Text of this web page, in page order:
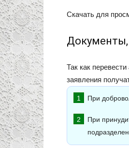
Скачать для
Так как
заявления
При
При